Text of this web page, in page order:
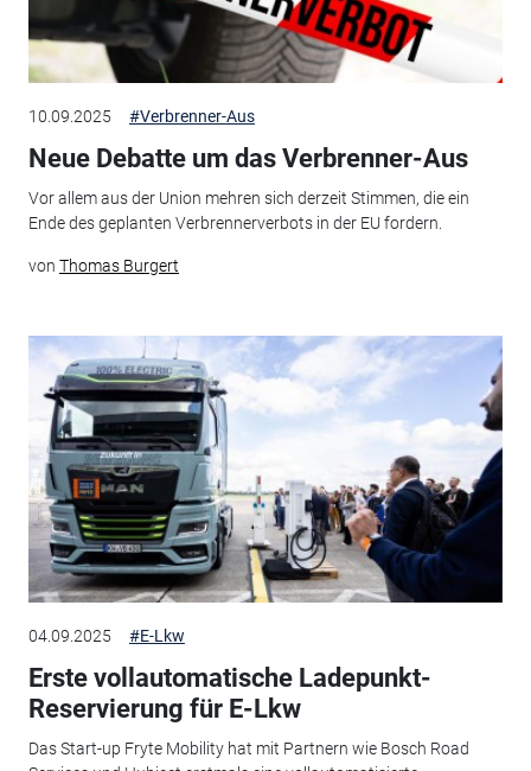
10.09.2025 #Verbrenner-Aus
Neue Debatte um das Verbrenner-Aus
Vor allem aus der Union mehren sich derzeit Stimmen, die ein
Ende des geplanten Verbrennerverbots in der EU fordern.
von Thomas Burgert
04.09.2025 #E-Lkw
Erste vollautomatische Ladepunkt-
Reservierung für E-Lkw
Das Start-up Fryte Mobility hat mit Partnern wie Bosch Road